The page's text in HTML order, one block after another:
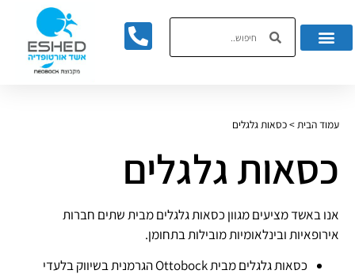
עמוד הבית>כסאות גלגלים
כסאות גלגלים
אנו באשד מציעים מגוון כסאות גלגלים מבית שתים חברות
אירופאיות ובינלאומיות מובילות בתחומן.
כסאות גלגלים מבית Ottobock הגרמנית בשיווק בלעדי